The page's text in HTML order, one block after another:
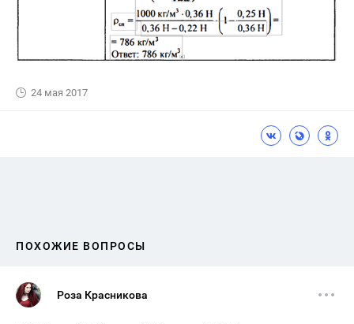
24 мая 2017
ПОХОЖИЕ ВОПРОСЫ
Роза Красникова